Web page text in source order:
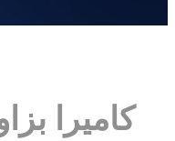
كاميرا